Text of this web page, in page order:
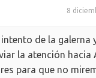
8
intento de la galerna
la atención hacia
para que no